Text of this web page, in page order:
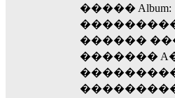
����� Album:
������
�������